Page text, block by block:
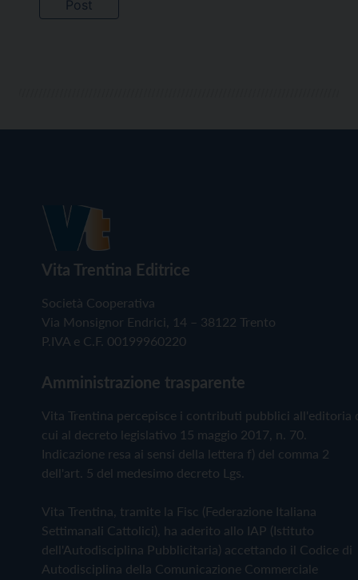
Vita Trentina Editrice
Società Cooperativa
Via Monsignor Endrici, 14 – 38122 Trento
P.IVA e C.F. 00199960220
Amministrazione trasparente
Vita Trentina percepisce i contributi pubblici all'editoria
cui al decreto legislativo 15 maggio 2017, n. 70.
Indicazione resa ai sensi della lettera f) del comma 2
dell'art. 5 del medesimo decreto Lgs.
Vita Trentina, tramite la Fisc (Federazione Italiana
Settimanali Cattolici), ha aderito allo IAP (Istituto
dell'Autodisciplina Pubblicitaria) accettando il Codice di
Autodisciplina della Comunicazione Commerciale